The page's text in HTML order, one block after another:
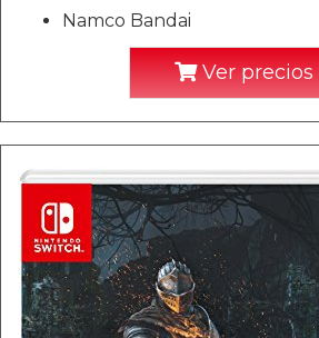
Namco Bandai
Ver